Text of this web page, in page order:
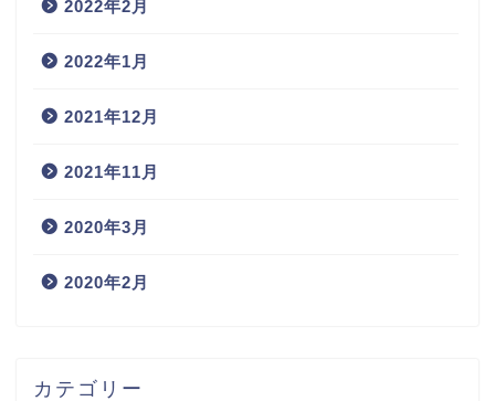
2022年2月
2022年1月
2021年12月
2021年11月
2020年3月
2020年2月
カテゴリー